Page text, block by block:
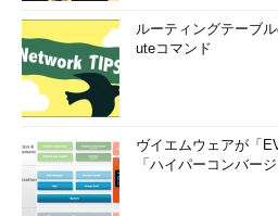
ルーティングテーブ
uteコマンド
ヴイエムウェアが「
「ハイパーコンバー